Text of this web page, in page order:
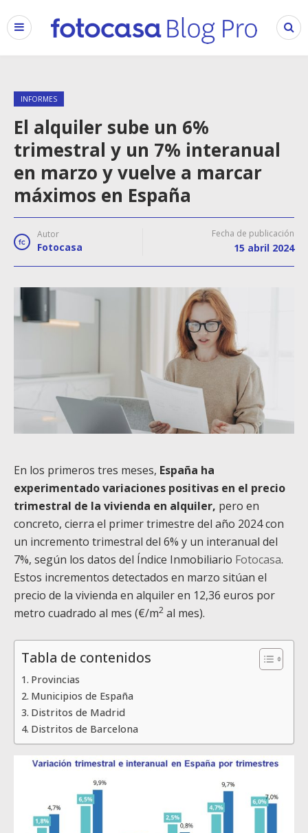
INFORMES
El alquiler sube un 6%
trimestral y un 7% interanual
en marzo y vuelve a marcar
máximos en España
Autor
Fotocasa
Fecha de publicación
15 abril 2024
En los primeros tres meses, España ha
experimentado variaciones positivas en el precio
trimestral de la vivienda en alquiler, pero en
concreto, cierra el primer trimestre del año 2024 con
un incremento trimestral del 6% y un interanual del
7%, según los datos del Índice Inmobiliario Fotocasa.
Estos incrementos detectados en marzo sitúan el
precio de la vivienda en alquiler en 12,36 euros por
metro cuadrado al mes (€/m2 al mes).
Tabla de contenidos
Provincias
Municipios de España
Distritos de Madrid
Distritos de Barcelona